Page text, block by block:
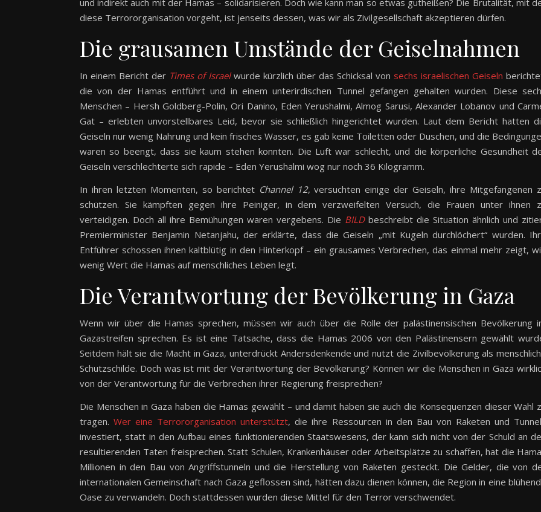
und indirekt auch mit der Hamas – solidarisieren. Doch wie kann man so etwas gutheißen? Die Brutalität, mit
diese Terrororganisation vorgeht, ist jenseits dessen, was wir als Zivilgesellschaft akzeptieren dürfen.
Die grausamen Umstände der Geiselnahmen
In einem Bericht der Times of Israelwurde kürzlich über das Schicksal von sechs israelischen Geiseln
die von der Hamas entführt und in einem unterirdischen Tunnel gefangen gehalten wurden. Diese
Menschen – Hersh Goldberg-Polin, Ori Danino, Eden Yerushalmi, Almog Sarusi, Alexander Lobanov und
Gat – erlebten unvorstellbares Leid, bevor sie schließlich hingerichtet wurden. Laut dem Bericht hatten
Geiseln nur wenig Nahrung und kein frisches Wasser, es gab keine Toiletten oder Duschen, und die
waren so beengt, dass sie kaum stehen konnten. Die Luft war schlecht, und die körperliche Gesundheit
Geiseln verschlechterte sich rapide – Eden Yerushalmi wog nur noch 36 Kilogramm.
In ihren letzten Momenten, so berichtet Channel 12, versuchten einige der Geiseln, ihre Mitgefangenen
schützen. Sie kämpften gegen ihre Peiniger, in dem verzweifelten Versuch, die Frauen unter ihnen
verteidigen. Doch all ihre Bemühungen waren vergebens. Die BILDbeschreibt die Situation ähnlich und
Premierminister Benjamin Netanjahu, der erklärte, dass die Geiseln „mit Kugeln durchlöchert“ wurden.
Entführer schossen ihnen kaltblütig in den Hinterkopf – ein grausames Verbrechen, das einmal mehr zeigt,
wenig Wert die Hamas auf menschliches Leben legt.
Die Verantwortung der Bevölkerung in Gaza
Wenn wir über die Hamas sprechen, müssen wir auch über die Rolle der palästinensischen Bevölkerung
Gazastreifen sprechen. Es ist eine Tatsache, dass die Hamas 2006 von den Palästinensern gewählt
Seitdem hält sie die Macht in Gaza, unterdrückt Andersdenkende und nutzt die Zivilbevölkerung als
Schutzschilde. Doch was ist mit der Verantwortung der Bevölkerung? Können wir die Menschen in Gaza
von der Verantwortung für die Verbrechen ihrer Regierung freisprechen?
Die Menschen in Gaza haben die Hamas gewählt – und damit haben sie auch die Konsequenzen dieser Wahl
tragen.Wer eine Terrororganisation unterstützt, die ihre Ressourcen in den Bau von Raketen und
investiert, statt in den Aufbau eines funktionierenden Staatswesens, der kann sich nicht von der Schuld an
resultierenden Taten freisprechen. Statt Schulen, Krankenhäuser oder Arbeitsplätze zu schaffen, hat die
Millionen in den Bau von Angriffstunneln und die Herstellung von Raketen gesteckt. Die Gelder, die von
internationalen Gemeinschaft nach Gaza geflossen sind, hätten dazu dienen können, die Region in eine
Oase zu verwandeln. Doch stattdessen wurden diese Mittel für den Terror verschwendet.